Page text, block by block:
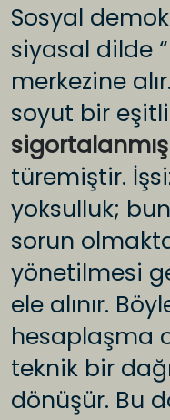
Sosyal
siyasal dilde
merkezine
soyut bir
türemiştir.
yoksulluk;
sorun
yönetilmesi
ele alınır.
hesaplaşma
teknik bir
dönüşür. Bu